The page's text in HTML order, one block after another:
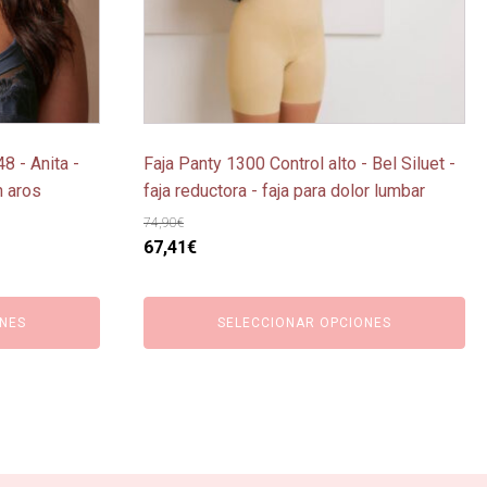
- Anita -
aros
Faja Panty 1300 Control alto - Bel Siluet -
faja reductora - faja para dolor lumbar
74,90€
El
original
74,90€.
67,41€El
actual
es:
67,41€.
SELECCIONAR OPCIONES
pueden
de
producto